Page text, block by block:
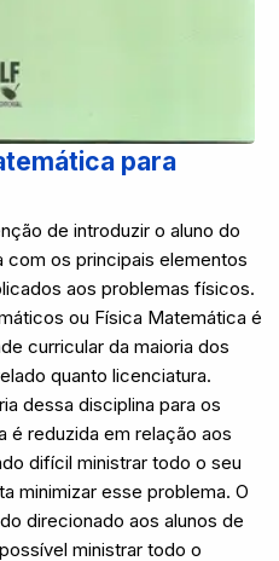
para
de introduzir o aluno do
os principais elementos
aos problemas físicos.
ou Física Matemática é
curricular da maioria dos
quanto licenciatura.
dessa disciplina para os
é reduzida em relação aos
difícil ministrar todo o seu
minimizar esse problema. O
direcionado aos alunos de
ministrar todo o